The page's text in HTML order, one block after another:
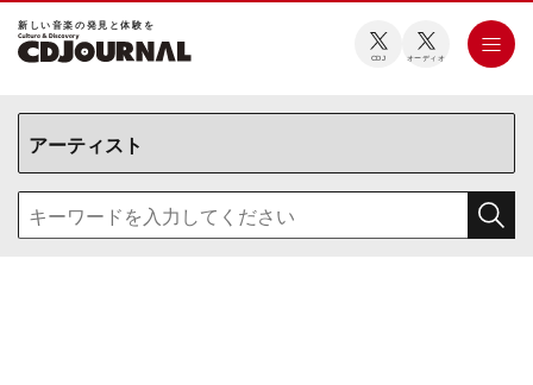
新しい⾳楽の発⾒と体験を
CDJ オーディオ